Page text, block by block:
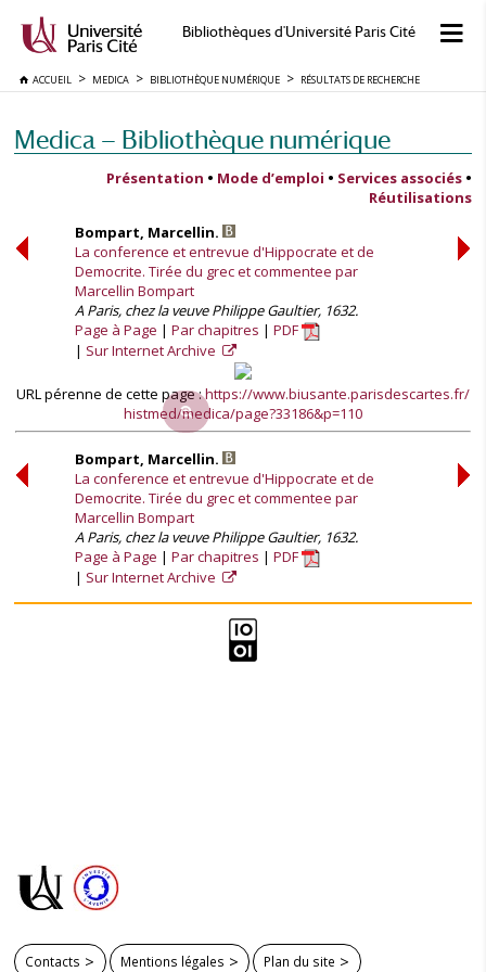
Bibliothèques d'Université Paris Cité
ACCUEIL MEDICA BIBLIOTHÈQUE NUMÉRIQUE RÉSULTATS DE RECHERCHE
Medica — Bibliothèque numérique
Présentation • Mode d’emploi • Services associés •
Réutilisations
Bompart, Marcellin.
La conference et entrevue d'Hippocrate et de
Democrite. Tirée du grec et commentee par
Marcellin Bompart
A Paris, chez la veuve Philippe Gaultier, 1632.
Page à Page
Par chapitres
PDF
Sur Internet Archive
URL pérenne de cette page :https://www.biusante.parisdescartes.fr/
histmed/medica/page?33186&p=110
Bompart, Marcellin.
La conference et entrevue d'Hippocrate et de
Democrite. Tirée du grec et commentee par
Marcellin Bompart
A Paris, chez la veuve Philippe Gaultier, 1632.
Page à Page
Par chapitres
PDF
Sur Internet Archive
Contacts Mentions légales Plan du site